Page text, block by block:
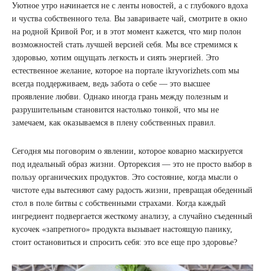
Уютное утро начинается не с ленты новостей, а с глубокого вдоха
и чуства собственного тела. Вы завариваете чай, смотрите в окно
на родной Кривой Рог, и в этот момент кажется, что мир полон
возможностей стать лучшей версией себя. Мы все стремимся к
здоровью, хотим ощущать легкость и сиять энергией. Это
естественное желание, которое на портале ikryvorizhets.com мы
всегда поддерживаем, ведь забота о себе — это высшее
проявление любви. Однако иногда грань между полезным и
разрушительным становится настолько тонкой, что мы не
замечаем, как оказываемся в плену собственных правил.
Сегодня мы поговорим о явлении, которое коварно маскируется
под идеальный образ жизни. Орторексия — это не просто выбор в
пользу органических продуктов. Это состояние, когда мысли о
чистоте еды вытесняют саму радость жизни, превращая обеденный
стол в поле битвы с собственными страхами. Когда каждый
ингредиент подвергается жесткому анализу, а случайно съеденный
кусочек «запретного» продукта вызывает настоящую панику,
стоит остановиться и спросить себя: это все еще про здоровье?